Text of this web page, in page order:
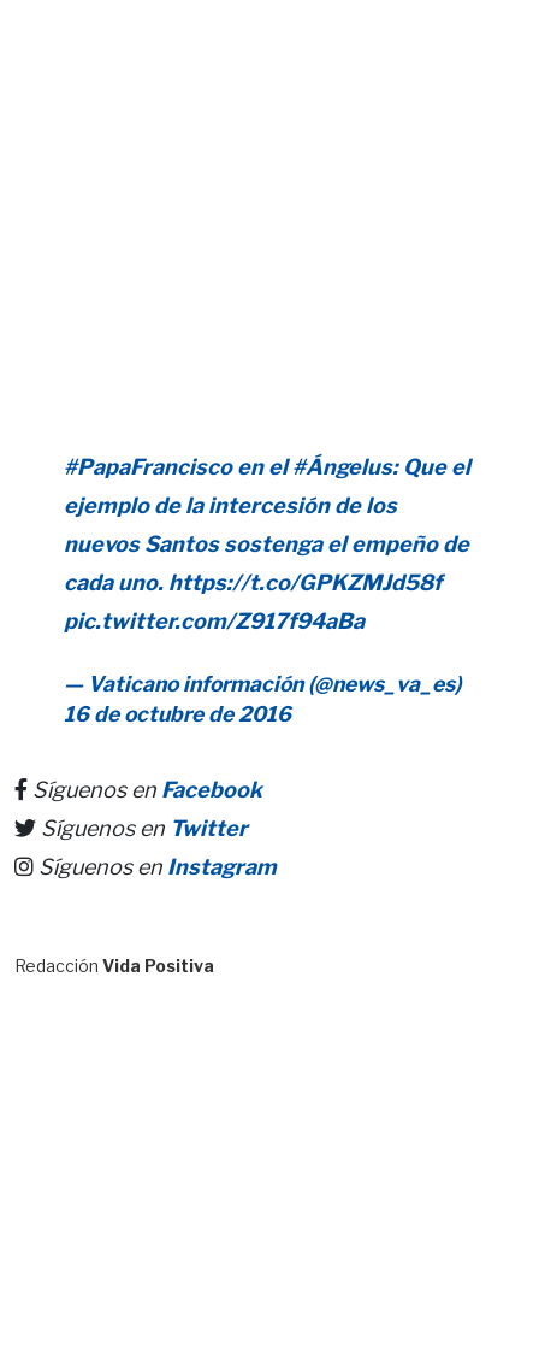
#PapaFranciscoen el#Ángelus: Que el
ejemplo de la intercesión de los
nuevos Santos sostenga el empeño de
cada uno. https://t.co/GPKZMJd58f
pic.twitter.com/Z917f94aBa
— Vaticano información (@news_va_es)
16 de octubre de 2016
Síguenos en Facebook
Síguenos en Twitter
Síguenos en Instagram
Redacción Vida Positiva